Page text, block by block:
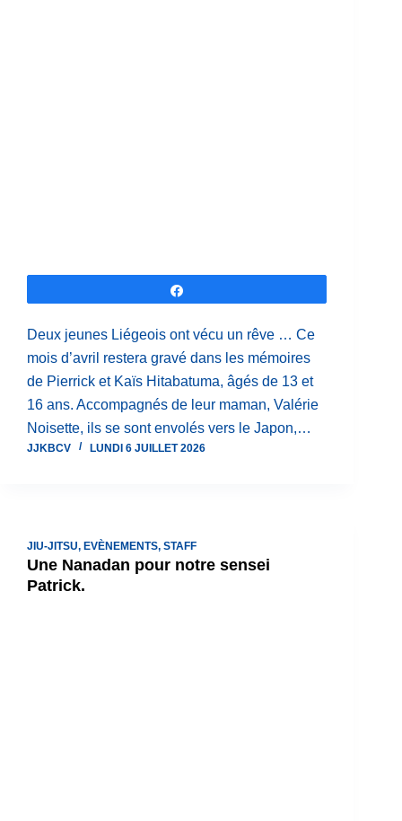
Deux jeunes Liégeois ont vécu un rêve … Ce
mois d’avril restera gravé dans les mémoires
de Pierrick et Kaïs Hitabatuma, âgés de 13 et
16 ans. Accompagnés de leur maman, Valérie
Noisette, ils se sont envolés vers le Japon,…
JJKBCV LUNDI 6 JUILLET 2026
JIU-JITSU, EVÈNEMENTS, STAFF
Une Nanadan pour notre sensei
Patrick.